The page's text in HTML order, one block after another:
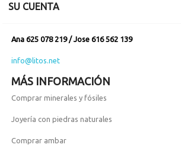
SU CUENTA
Ana 625 078 219 / Jose 616 562 139
info@litos.net
MÁS INFORMACIÓN
Comprar minerales y fósiles
Joyería con piedras naturales
Comprar ambar